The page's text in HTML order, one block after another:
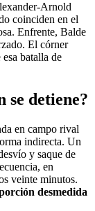
Arnold
coinciden en el
Enfrente, Balde
El córner
batalla de
se detiene?
en campo rival
indirecta. Un
y saque de
en
veinte minutos.
desmedida